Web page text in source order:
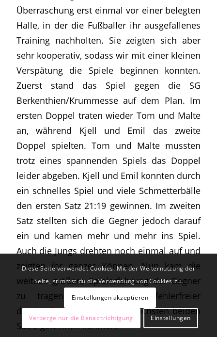
Überraschung erst einmal vor einer belegten
Halle, in der die Fußballer ihr ausgefallenes
Training nachholten. Sie zeigten sich aber
sehr kooperativ, sodass wir mit einer kleinen
Verspätung die Spiele beginnen konnten.
Zuerst stand das Spiel gegen die SG
Berkenthien/Krummesse auf dem Plan. Im
ersten Doppel traten wieder Tom und Malte
an, während Kjell und Emil das zweite
Doppel spielten. Tom und Malte mussten
trotz eines spannenden Spiels das Doppel
leider abgeben. Kjell und Emil konnten durch
ein schnelles Spiel und viele Schmetterbälle
den ersten Satz 21:19 gewinnen. Im zweiten
Satz stellten sich die Gegner jedoch darauf
ein und kamen mehr und mehr ins Spiel.
Auch die Jungs drehten noch einmal auf und
zeigten ihr ganzes Können. Nun kam die
weitaus größere Spielerfahrung der Gegner
zu tragen, die ihr Spiel fehlerfreier
durchziehen und somit die nächsten beiden
Sätze gewinnen konnten.
Diese Seite verwendet Cookies. Mit der Weiternutzung der
Seite, stimmst du die Verwendung von Cookies zu.
Einstellungen akzeptieren
Verberge nur die Benachrichtigung Einstellungen